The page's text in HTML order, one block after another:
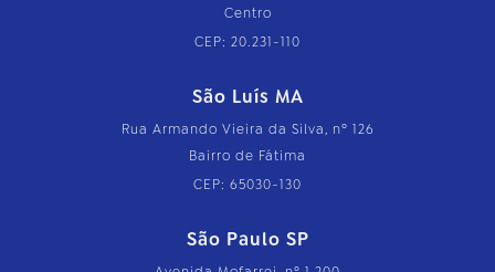
Centro
CEP: 20.231-110
São Luís MA
Rua Armando Vieira da Silva, nº 126
Bairro de Fátima
CEP: 65030-130
São Paulo SP